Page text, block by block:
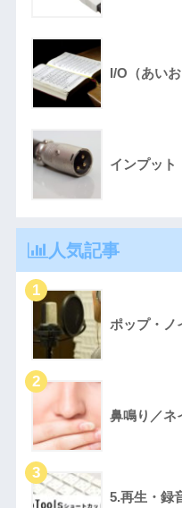
I/O（あい
インプッ
人気記事
ポップ・ノ
鼻鳴り／ネ
5.再生・録